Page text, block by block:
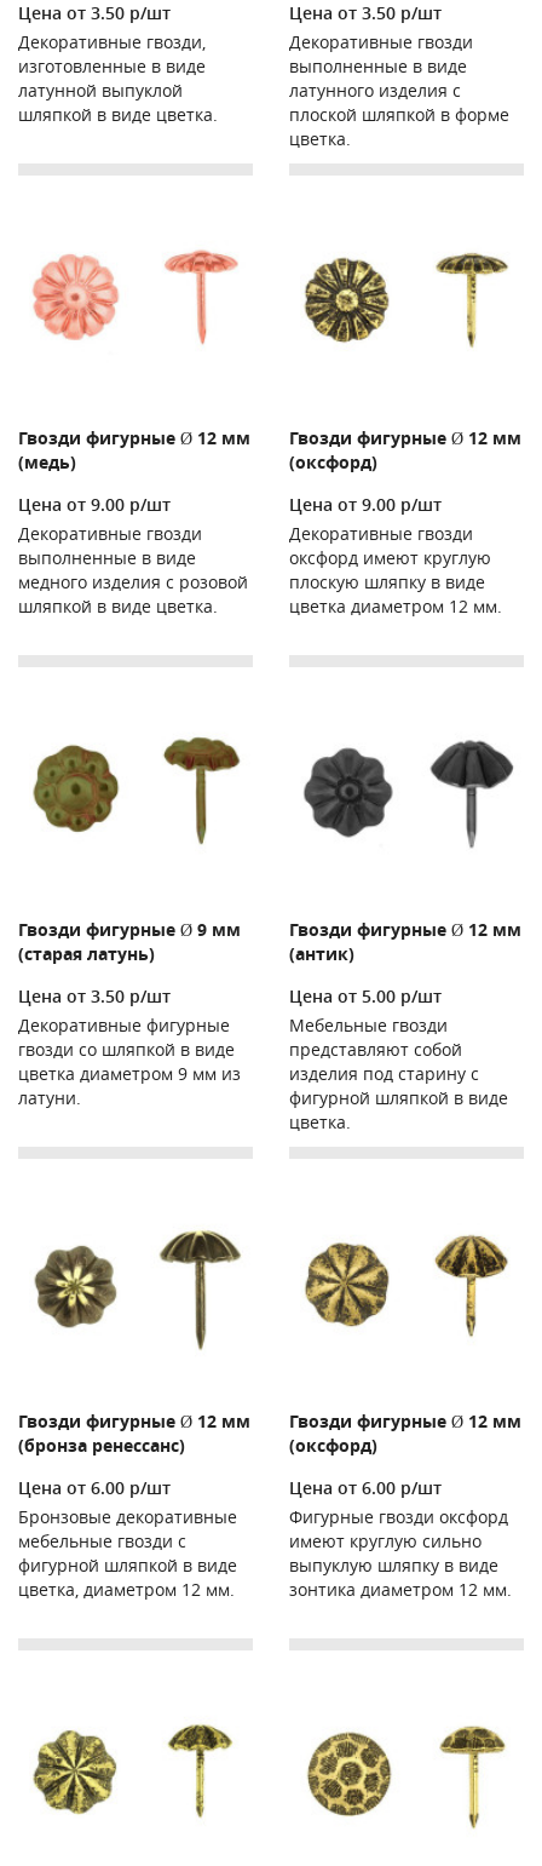
Цена от 3.50 р/шт
Декоративные гвозди,
изготовленные в виде
латунной выпуклой
шляпкой в виде цветка.
Цена от 3.50 р/шт
Декоративные гвозди
выполненные в виде
латунного изделия с
плоской шляпкой в форме
цветка.
Гвозди фигурные Ø 12 мм
(медь)
Цена от 9.00 р/шт
Декоративные гвозди
выполненные в виде
медного изделия с розовой
шляпкой в виде цветка.
Гвозди фигурные Ø 12 мм
(оксфорд)
Цена от 9.00 р/шт
Декоративные гвозди
оксфорд имеют круглую
плоскую шляпку в виде
цветка диаметром 12 мм.
Гвозди фигурные Ø 9 мм
(старая латунь)
Цена от 3.50 р/шт
Декоративные фигурные
гвозди со шляпкой в виде
цветка диаметром 9 мм из
латуни.
Гвозди фигурные Ø 12 мм
(антик)
Цена от 5.00 р/шт
Мебельные гвозди
представляют собой
изделия под старину с
фигурной шляпкой в виде
цветка.
Гвозди фигурные Ø 12 мм
(бронза ренессанс)
Цена от 6.00 р/шт
Бронзовые декоративные
мебельные гвозди с
фигурной шляпкой в виде
цветка, диаметром 12 мм.
Гвозди фигурные Ø 12 мм
(оксфорд)
Цена от 6.00 р/шт
Фигурные гвозди оксфорд
имеют круглую сильно
выпуклую шляпку в виде
зонтика диаметром 12 мм.